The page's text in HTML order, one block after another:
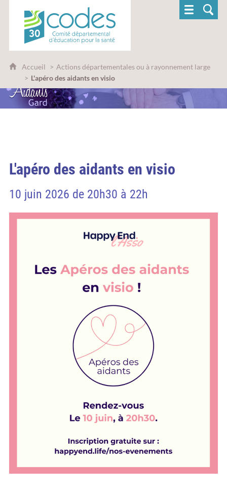
CoDES 30 - Comité départemental
Accueil
Actions départementales ou à rayonnement large
L'apéro des aidants en visio
L'apéro des aidants en visio
10 juin 2026 de 20h30 à 22h